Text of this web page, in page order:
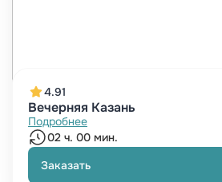
4.91
Вечерняя Казань
Подробнее
02 ч. 00 мин.
Заказать